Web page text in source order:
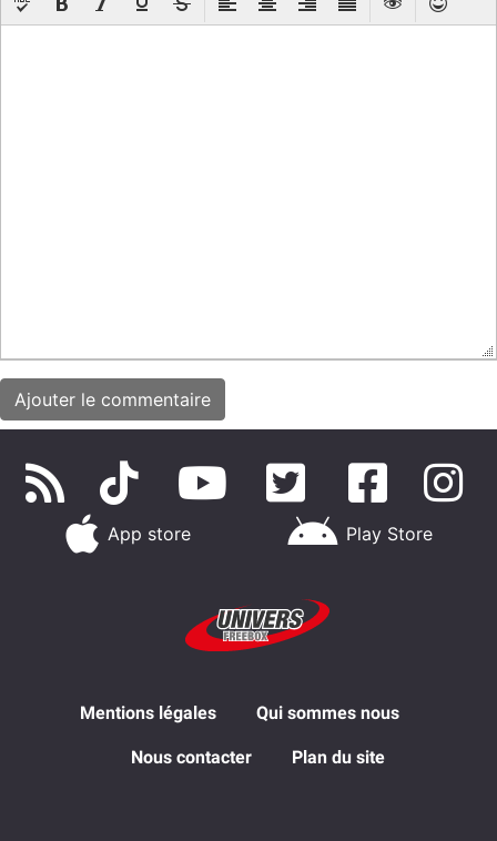
App store Play Store
Mentions légales Qui sommes nous
Nous contacter Plan du site